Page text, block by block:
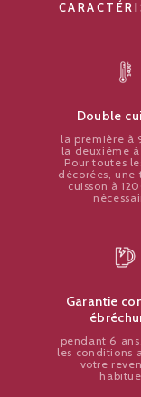
Double
la première à
la deuxième à
Pour toutes
décorées, une
cuisson à
Garantie
pendant 6
les conditions
votre